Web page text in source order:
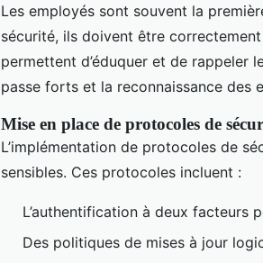
Les employés sont souvent la
sécurité, ils doivent être
permettent d’éduquer et de rappeler
passe forts et la reconnaissance des
Mise en place de protocoles de
L’implémentation de protocoles de
sensibles. Ces protocoles incluent :
L’authentification à deux facteurs
Des politiques de mises à jour